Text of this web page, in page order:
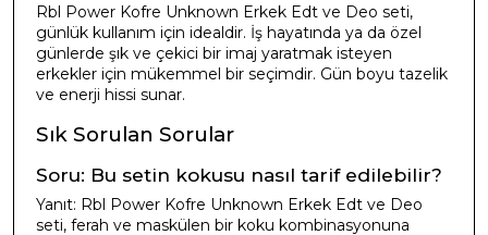
Rbl Power Kofre Unknown Erkek Edt ve Deo seti,
günlük kullanım için idealdir. İş hayatında ya da özel
günlerde şık ve çekici bir imaj yaratmak isteyen
erkekler için mükemmel bir seçimdir. Gün boyu tazelik
ve enerji hissi sunar.
Sık Sorulan Sorular
Soru: Bu setin kokusu nasıl tarif edilebilir?
Yanıt: Rbl Power Kofre Unknown Erkek Edt ve Deo
seti, ferah ve maskülen bir koku kombinasyonuna